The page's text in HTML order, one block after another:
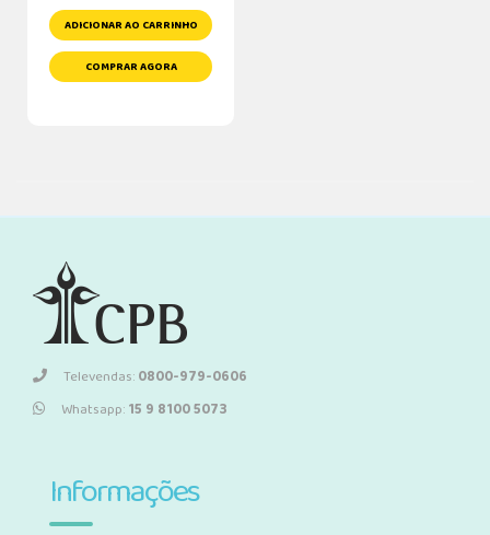
ADICIONAR AO CARRINHO
COMPRAR AGORA
Televendas:0800-979-0606
Whatsapp:15 9 8100 5073
Informações